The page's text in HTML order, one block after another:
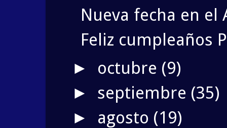
Nueva fecha en
Feliz cumpleaños
► octubre (9)
► septiembre (35)
► agosto (19)